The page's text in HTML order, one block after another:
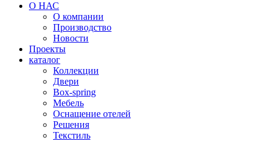
О НАС
О компании
Производство
Новости
Проекты
каталог
Коллекции
Двери
Box-spring
Мебель
Оснащение отелей
Решения
Текстиль